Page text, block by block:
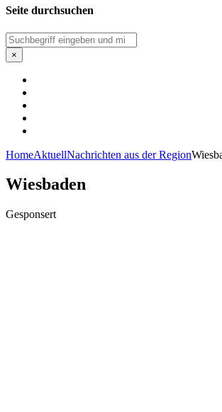
Seite durchsuchen
Suchen
×
HomeAktuellNachrichten aus der Region
Wiesbaden
Gesponsert